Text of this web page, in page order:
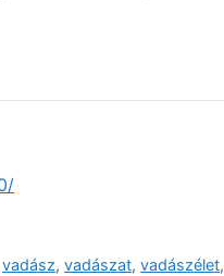
vadász,vadászat,vadászélet